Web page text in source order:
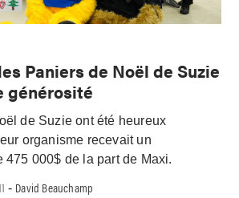
Paniers de Noël de Suzie
générosité
de Suzie ont été heureux
organisme recevait un
475 000$ de la part de Maxi.
- David Beauchamp